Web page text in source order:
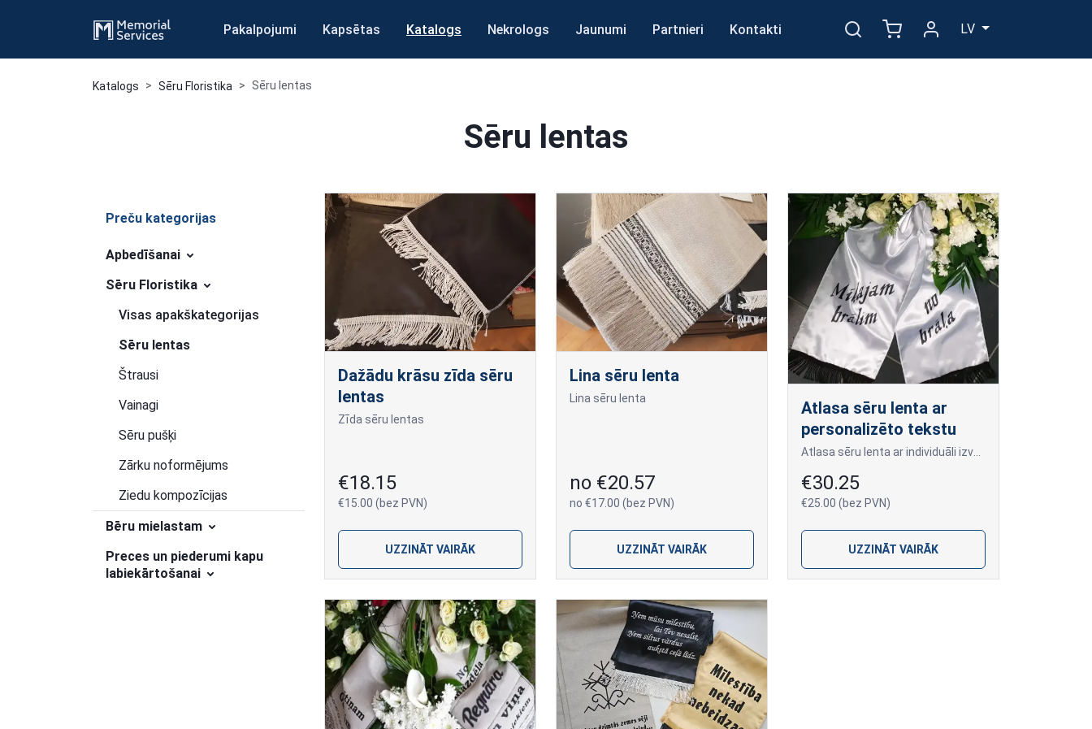
Pakalpojumi Kapsētas Katalogs Nekrologs Jaunumi Partnieri Kontakti LV
Katalogs Sēru Floristika Sēru lentas
Sēru lentas
max.marketplace.skip_to_products
Preču kategorijas
Apbedīšanai
Sēru Floristika
Visas apakškategorijas
Sēru lentas
Štrausi
Vainagi
Sēru pušķi
Zārku noformējums
Ziedu kompozīcijas
Bēru mielastam
Preces un piederumi kapu
labiekārtošanai
Dažādu krāsu zīda sēru
lentas
Zīda sēru lentas
€18.15
€15.00 (bez PVN)
UZZINĀT VAIRĀK
Lina sēru lenta
Lina sēru lenta
no €20.57
no €17.00 (bez PVN)
UZZINĀT VAIRĀK
Atlasa sēru lenta ar
personalizēto tekstu
Atlasa sēru lenta ar individuāli izveidotu tekstu bēru vainagiem skaistai atvadu ceremonijai.
€30.25
€25.00 (bez PVN)
UZZINĀT VAIRĀK